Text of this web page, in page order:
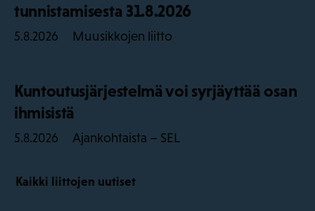
tunnistamisesta 31.8.2026
5.8.2026 Muusikkojen liitto
Kuntoutusjärjestelmä voi syrjäyttää osan
ihmisistä
5.8.2026 Ajankohtaista – SEL
Kaikki liittojen uutiset